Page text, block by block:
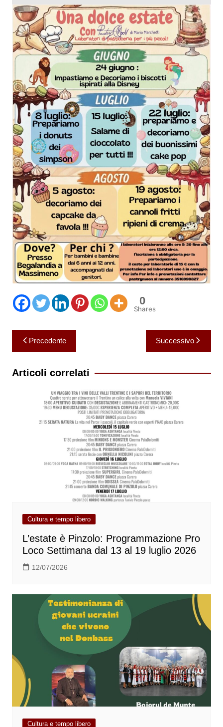
0
Shares
Navigazione
articoli
Precedente Successivo
Articoli correlati
Cultura e tempo libero
L’estate è Pinzolo: Programmazione Pro
Loco Settimana dal 13 al 19 luglio 2026
12/07/2026
Cultura e tempo libero